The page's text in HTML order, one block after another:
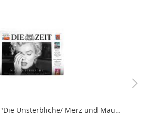
DIE ZEIT 23/2026 "Die Unsterbliche/ Merz und Mauer/ Schmerz auf Dauer?"